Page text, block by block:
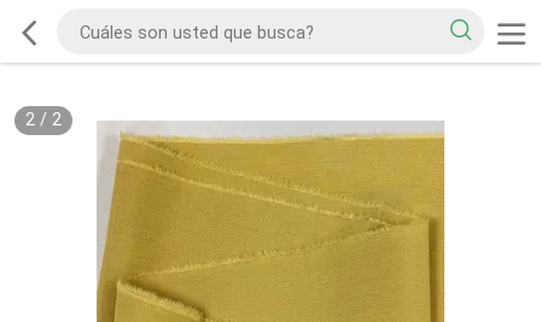
2/ 2